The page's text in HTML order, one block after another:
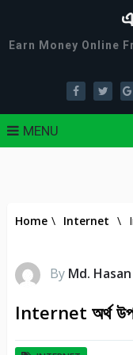
Earn Money Online
MENU
Home \ Internet \
By Md.
Internet অর্থ